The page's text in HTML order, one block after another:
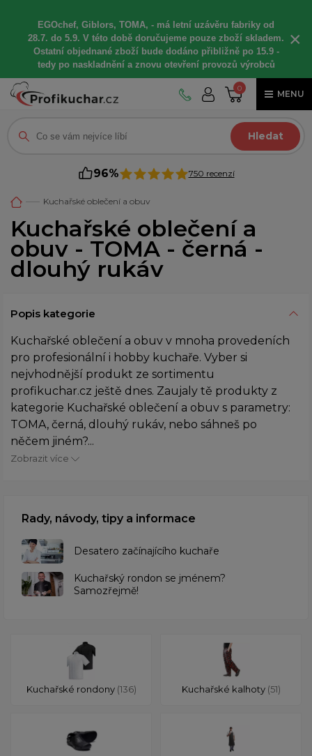
EGOchef, Giblors, TOMA, - má letní uzávěru fabriky od
28.7. do 5.9. V této době doručujeme pouze zboží skladem.
Ostatní objednané zboží bude dodáno přibližně po 15.9 -
tedy po naskladnění a znovu otevření provozů výrobců
×
0
MENU
Hledat
96% 750 recenzí
Kuchařské oblečení a obuv
Kuchařské oblečení a
obuv - TOMA - černá -
dlouhý rukáv
Popis kategorie
Kuchařské oblečení a obuv v mnoha provedeních
pro profesionální i hobby kuchaře. Vyber si
nejvhodnější produkt ze sortimentu
profikuchar.cz ještě dnes. Zaujaly tě produkty z
kategorie Kuchařské oblečení a obuv s parametry:
TOMA, černá, dlouhý rukáv, nebo sáhneš po
něčem jiném?...
Zobrazit více
Rady, návody, tipy a informace
Desatero začínajícího kuchaře
Kuchařský rondon se jménem?
Samozřejmě!
Kuchařské rondony (136) Kuchařské kalhoty (51)